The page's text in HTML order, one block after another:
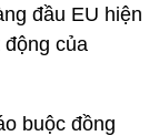
đầu EU hiện
của
buộc đồng